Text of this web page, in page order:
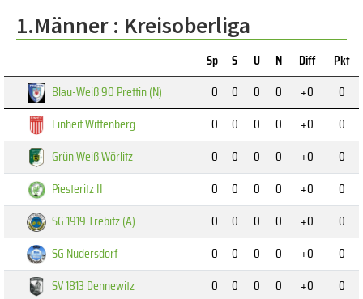
1.Männer : Kreisoberliga
Sp S U N Diff
Pkt
Blau-Weiß 90 Prettin (N)
0 0 0 0 +0
0
Einheit Wittenberg
0 0 0 0 +0
0
Grün Weiß Wörlitz
0 0 0 0 +0
0
Piesteritz II
0 0 0 0 +0
0
SG 1919 Trebitz (A)
0 0 0 0 +0
0
SG Nudersdorf
0 0 0 0 +0
0
SV 1813 Dennewitz
0 0 0 0 +0
0